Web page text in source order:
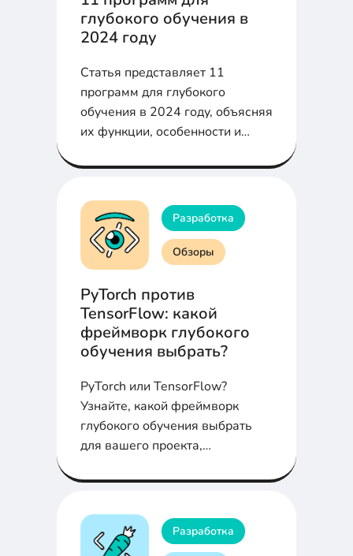
глубокого обучения в
2024 году
Статья представляет 11
программ для глубокого
обучения в 2024 году, объясняя
их функции, особенности и
отраслях.
Разработка
Обзоры
PyTorch против
TensorFlow: какой
фреймворк глубокого
обучения выбрать?
PyTorch или TensorFlow?
Узнайте, какой фреймворк
глубокого обучения выбрать
для вашего проекта,
особенности и возможности.
Разработка